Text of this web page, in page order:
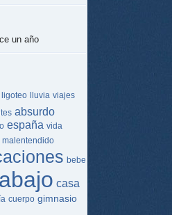
ligoteo lluvia viajes
absurdo
españa vida
malentendido
bebe
casa
cuerpo gimnasio